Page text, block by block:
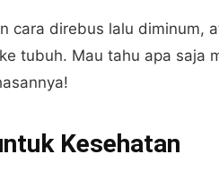
cara direbus lalu diminum,
tubuh. Mau tahu apa saja
Kesehatan